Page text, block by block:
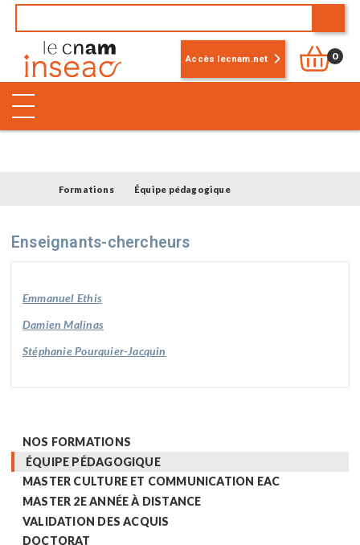
Accès lecnam.net 0
Formations Équipe pédagogique
Enseignants-chercheurs
Emmanuel Ethis
Damien Malinas
Stéphanie Pourquier-Jacquin
NOS FORMATIONS
ÉQUIPE PÉDAGOGIQUE
MASTER CULTURE ET COMMUNICATION EAC
MASTER 2E ANNÉE À DISTANCE
VALIDATION DES ACQUIS
DOCTORAT